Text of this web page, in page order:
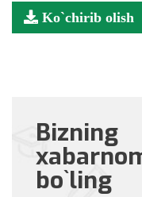
Ko`chirib olish
Bizning
bo`ling